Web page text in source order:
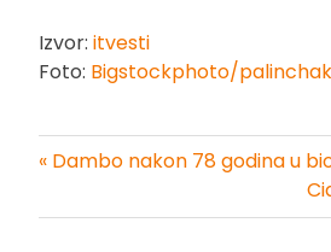
Izvor: itvesti
Foto: Bigstockphoto/palinchak
« Dambo nakon 78 godina u